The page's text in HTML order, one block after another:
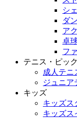
シ
ダ
ア
卓
フ
テニス・ピッ
成人テニ
ジュニア
キッズ
キッズス
キッズス